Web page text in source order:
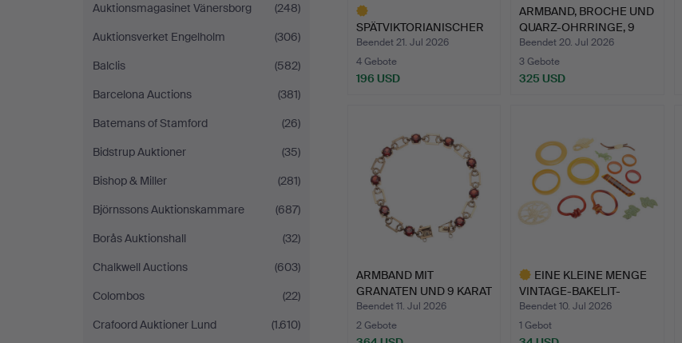
Auktionsmagasinet Vänersborg
(248)
Auktionsverket Engelholm
(306)
Balclis
(582)
Barcelona Auctions
(381)
Batemans of Stamford
(26)
Bidstrup Auktioner
(35)
Bishop & Miller
(281)
Björnssons Auktionskammare
(687)
Borås Auktionshall
(32)
Chalkwell Auctions
(603)
Colombos
(22)
Crafoord Auktioner Lund
(1.610)
SPÄTVIKTORIANISCHER
ARMREIF AUS 9-
KARÄTIGE…
Beendet 21. Jul 2026
4 Gebote
196 USD
ARMBAND, BROCHE UND
QUARZ-OHRRINGE, 9
KARA…
Beendet 20. Jul 2026
3 Gebote
325 USD
ARMBAND MIT
GRANATEN UND 9 KARAT
GOLD.
Beendet 11. Jul 2026
2 Gebote
EINE KLEINE MENGE
VINTAGE-BAKELIT-
ARMEIFE …
Beendet 10. Jul 2026
1 Gebot